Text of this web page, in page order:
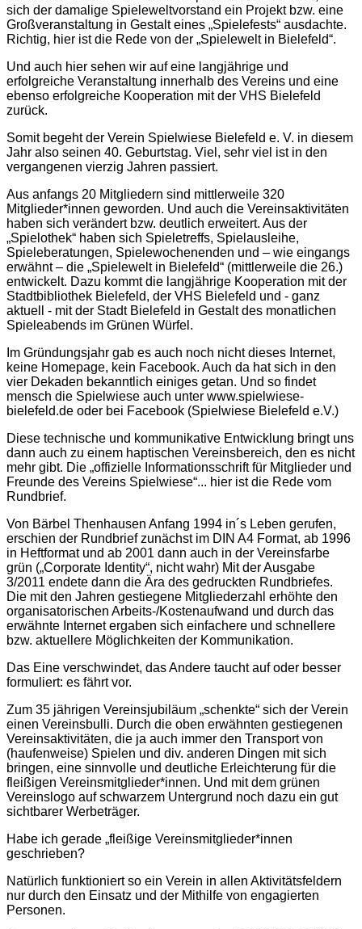
sich der damalige Spieleweltvorstand ein Projekt bzw. eine
Großveranstaltung in Gestalt eines „Spielefests“ ausdachte.
Richtig, hier ist die Rede von der „Spielewelt in Bielefeld“.
Und auch hier sehen wir auf eine langjährige und
erfolgreiche Veranstaltung innerhalb des Vereins und eine
ebenso erfolgreiche Kooperation mit der VHS Bielefeld
zurück.
Somit begeht der Verein Spielwiese Bielefeld e. V. in diesem
Jahr also seinen 40. Geburtstag. Viel, sehr viel ist in den
vergangenen vierzig Jahren passiert.
Aus anfangs 20 Mitgliedern sind mittlerweile 320
Mitglieder*innen geworden. Und auch die Vereinsaktivitäten
haben sich verändert bzw. deutlich erweitert. Aus der
„Spielothek“ haben sich Spieletreffs, Spielausleihe,
Spieleberatungen, Spielewochenenden und – wie eingangs
erwähnt – die „Spielewelt in Bielefeld“ (mittlerweile die 26.)
entwickelt. Dazu kommt die langjährige Kooperation mit der
Stadtbibliothek Bielefeld, der VHS Bielefeld und - ganz
aktuell - mit der Stadt Bielefeld in Gestalt des monatlichen
Spieleabends im Grünen Würfel.
Im Gründungsjahr gab es auch noch nicht dieses Internet,
keine Homepage, kein Facebook. Auch da hat sich in den
vier Dekaden bekanntlich einiges getan. Und so findet
mensch die Spielwiese auch unter www.spielwiese-
bielefeld.de oder bei Facebook (Spielwiese Bielefeld e.V.)
Diese technische und kommunikative Entwicklung bringt uns
dann auch zu einem haptischen Vereinsbereich, den es nicht
mehr gibt. Die „offizielle Informationsschrift für Mitglieder und
Freunde des Vereins Spielwiese“... hier ist die Rede vom
Rundbrief.
Von Bärbel Thenhausen Anfang 1994 in´s Leben gerufen,
erschien der Rundbrief zunächst im DIN A4 Format, ab 1996
in Heftformat und ab 2001 dann auch in der Vereinsfarbe
grün („Corporate Identity“, nicht wahr) Mit der Ausgabe
3/2011 endete dann die Ära des gedruckten Rundbriefes.
Die mit den Jahren gestiegene Mitgliederzahl erhöhte den
organisatorischen Arbeits-/Kostenaufwand und durch das
erwähnte Internet ergaben sich einfachere und schnellere
bzw. aktuellere Möglichkeiten der Kommunikation.
Das Eine verschwindet, das Andere taucht auf oder besser
formuliert: es fährt vor.
Zum 35 jährigen Vereinsjubiläum „schenkte“ sich der Verein
einen Vereinsbulli. Durch die oben erwähnten gestiegenen
Vereinsaktivitäten, die ja auch immer den Transport von
(haufenweise) Spielen und div. anderen Dingen mit sich
bringen, eine sinnvolle und deutliche Erleichterung für die
fleißigen Vereinsmitglieder*innen. Und mit dem grünen
Vereinslogo auf schwarzem Untergrund noch dazu ein gut
sichtbarer Werbeträger.
Habe ich gerade „fleißige Vereinsmitglieder*innen
geschrieben?
Natürlich funktioniert so ein Verein in allen Aktivitätsfeldern
nur durch den Einsatz und der Mithilfe von engagierten
Personen.